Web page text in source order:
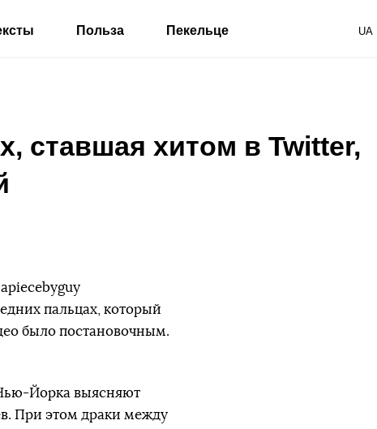
UA
Польза Пекельце
ставшая хитом в Twitter,
пальцах, который
было постановочным.
Йорка выясняют
При этом драки между